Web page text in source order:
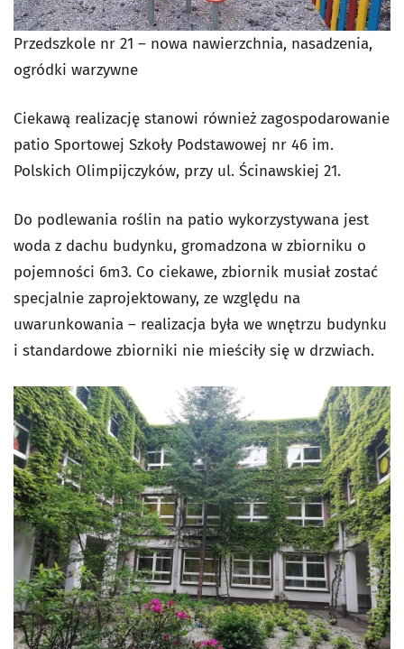
Przedszkole nr 21 – nowa nawierzchnia, nasadzenia,
ogródki warzywne
Ciekawą realizację stanowi również zagospodarowanie
patio Sportowej Szkoły Podstawowej nr 46 im.
Polskich Olimpijczyków, przy ul. Ścinawskiej 21.
Do podlewania roślin na patio wykorzystywana jest
woda z dachu budynku, gromadzona w zbiorniku o
pojemności 6m3. Co ciekawe, zbiornik musiał zostać
specjalnie zaprojektowany, ze względu na
uwarunkowania – realizacja była we wnętrzu budynku
i standardowe zbiorniki nie mieściły się w drzwiach.